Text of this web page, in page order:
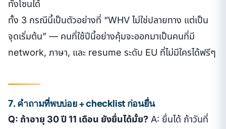
ทั้งโซนได้
ทั้ง 3 กรณีนี้เป็นตัวอย่างที่ “WHV ไม่ใช่ปลายทาง แต่เป็น
จุดเริ่มต้น” — คนที่ใช้ปีนี้อย่างคุ้มจะออกมาเป็นคนที่มี
network, ภาษา, และ resume ระดับ EU ที่ไม่มีใครได้ฟรีๆ
7. คำถามที่พบบ่อย + checklist ก่อนยื่น
Q: ถ้าอายุ 30 ปี 11 เดือน ยังยื่นได้มั้ย? A: ยื่นได้ ถ้าวันที่